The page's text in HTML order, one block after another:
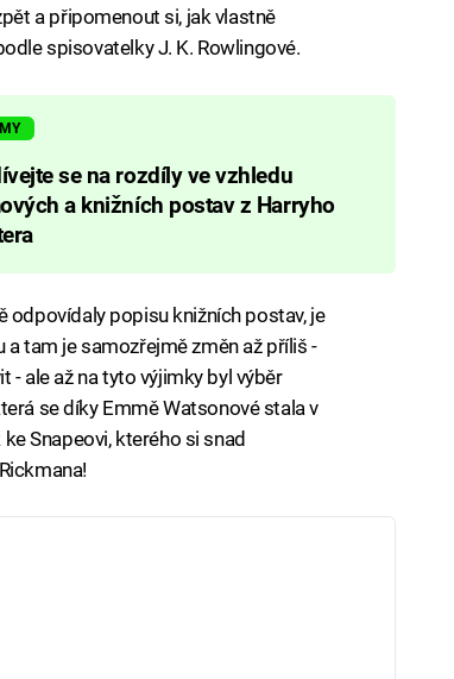
a připomenout si, jak vlastně
spisovatelky J. K. Rowlingové.
se na rozdíly ve vzhledu
a knižních postav z Harryho
odpovídaly popisu knižních postav, je
tam je samozřejmě změn až příliš -
- ale až na tyto výjimky byl výběr
se díky Emmě Watsonové stala v
Snapeovi, kterého si snad